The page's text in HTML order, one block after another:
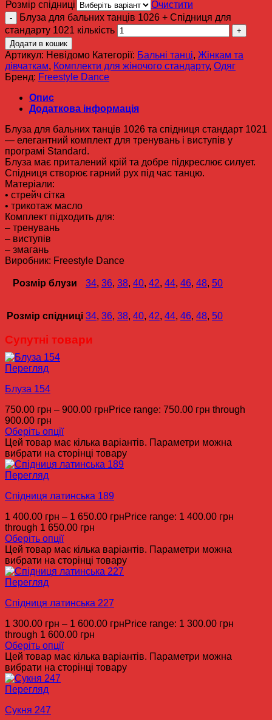
Розмір спідниці
Очистити
Блуза для бальних танців 1026 + Спідниця для
стандарту 1021 кількість
Додати в кошик
Артикул: Невідомо Категорії: Бальні танці, Жінкам та
дівчаткам, Комплекти для жіночого стандарту, Одяг
Бренд: Freestyle Dance
Опис
Додаткова інформація
Блуза для бальних танців 1026 та спідниця стандарт 1021
— елегантний комплект для тренувань і виступів у
програмі Standard.
Блуза має приталений крій та добре підкреслює силует.
Спідниця створює гарний рух під час танцю.
Матеріали:
• стрейч сітка
• трикотаж масло
Комплект підходить для:
– тренувань
– виступів
– змагань
Виробник: Freestyle Dance
Розмір блузи 34, 36, 38, 40, 42, 44, 46, 48, 50
Розмір спідниці 34, 36, 38, 40, 42, 44, 46, 48, 50
Супутні товари
Перегляд
Блуза 154
750.00 грн – 900.00 грнPrice range: 750.00 грн through
900.00 грн
Оберіть опції
Цей товар має кілька варіантів. Параметри можна
вибрати на сторінці товару
Перегляд
Спідниця латинська 189
1 400.00 грн – 1 650.00 грнPrice range: 1 400.00 грн
through 1 650.00 грн
Оберіть опції
Цей товар має кілька варіантів. Параметри можна
вибрати на сторінці товару
Перегляд
Спідниця латинська 227
1 300.00 грн – 1 600.00 грнPrice range: 1 300.00 грн
through 1 600.00 грн
Оберіть опції
Цей товар має кілька варіантів. Параметри можна
вибрати на сторінці товару
Перегляд
Сукня 247